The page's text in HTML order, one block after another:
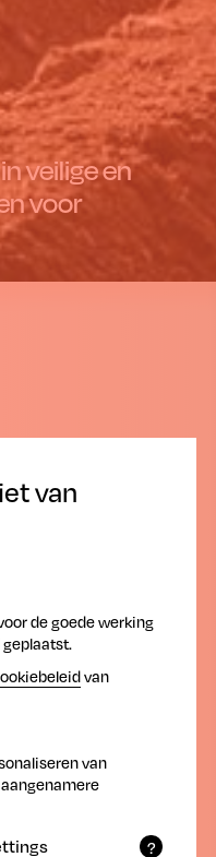
veilige en
voor
Memorandum
te
het FAVV, Belplant,
Boerenbond, ABS,
van
Het gaat om het
inzake de
aan
producten met een
van
de goede werking
van
van
?